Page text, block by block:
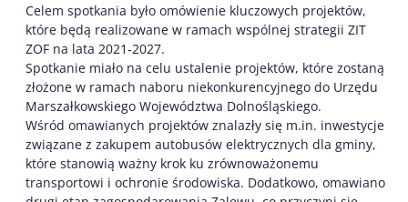
Celem spotkania było omówienie kluczowych projektów,
które będą realizowane w ramach wspólnej strategii ZIT
ZOF na lata 2021-2027.
Spotkanie miało na celu ustalenie projektów, które zostaną
złożone w ramach naboru niekonkurencyjnego do Urzędu
Marszałkowskiego Województwa Dolnośląskiego.
Wśród omawianych projektów znalazły się m.in. inwestycje
związane z zakupem autobusów elektrycznych dla gminy,
które stanowią ważny krok ku zrównoważonemu
transportowi i ochronie środowiska. Dodatkowo, omawiano